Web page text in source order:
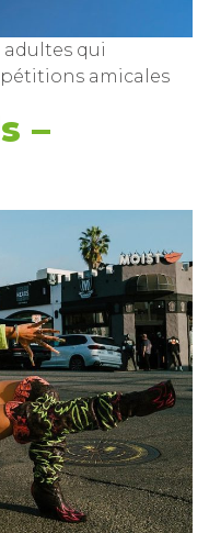
qui
amicales
–